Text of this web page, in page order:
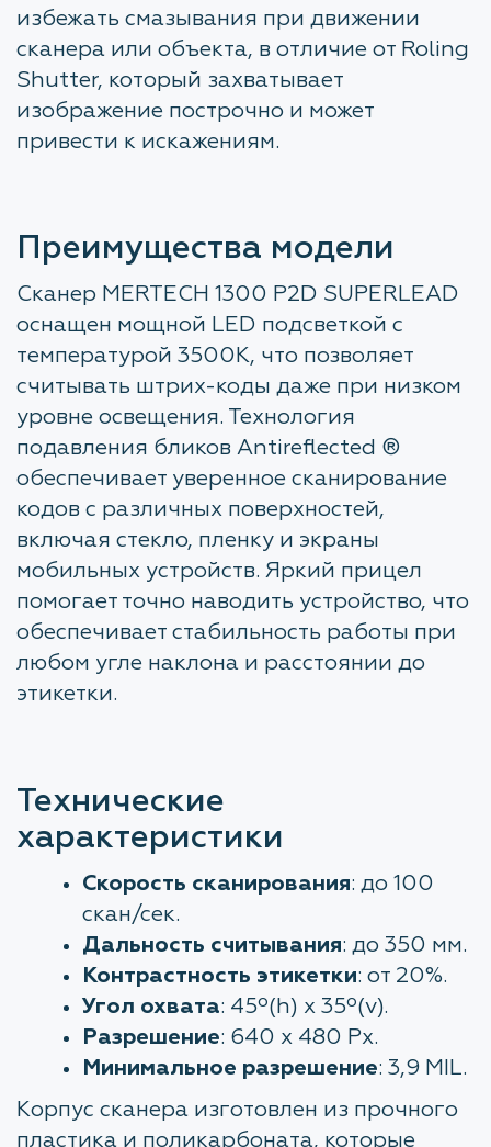
избежать смазывания при движении
сканера или объекта, в отличие от Roling
Shutter, который захватывает
изображение построчно и может
привести к искажениям.
Преимущества модели
Сканер MERTECH 1300 P2D SUPERLEAD
оснащен мощной LED подсветкой с
температурой 3500K, что позволяет
считывать штрих-коды даже при низком
уровне освещения. Технология
подавления бликов Antireflected ®
обеспечивает уверенное сканирование
кодов с различных поверхностей,
включая стекло, пленку и экраны
мобильных устройств. Яркий прицел
помогает точно наводить устройство, что
обеспечивает стабильность работы при
любом угле наклона и расстоянии до
этикетки.
Технические
характеристики
Скорость сканирования: до 100
скан/сек.
Дальность считывания: до 350 мм.
Контрастность этикетки: от 20%.
Угол охвата: 45º(h) x 35º(v).
Разрешение: 640 х 480 Px.
Минимальное разрешение: 3,9 MIL.
Корпус сканера изготовлен из прочного
пластика и поликарбоната, которые